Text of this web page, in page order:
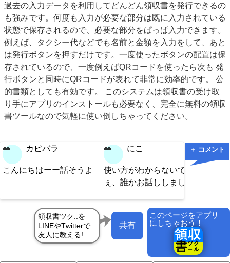
過去の入力データを利用してどんどん領収書を発行できるの
も強みです。何度も入力が必要な部分は既に入力されている
状態で保存されるので、必要な部分をぱっぱ入力できます。
例えば、タクシー代などでも名前と金額を入力をして、あと
は発行ボタンを押すだけです。一度使ったボタンの配置は保
存されているので、一度例えばQRコードを使ったら次も 発
行ボタンと同時にQRコードが表れて非常に効率的です。 公
的書類としても有効です。 このシステムは領収書の受け取
り手にアプリのインストールも必要なく、完全に無料の領収
書ツールなので気軽に使い倒しちゃってください。
＋ コメント
💛 カピバラ
こんにちはーー話そうよ
💛 にこ
使い方がわからないですね
ぇ、誰かお話ししましょ！
このページをアプリ
にしちゃおう！
共有